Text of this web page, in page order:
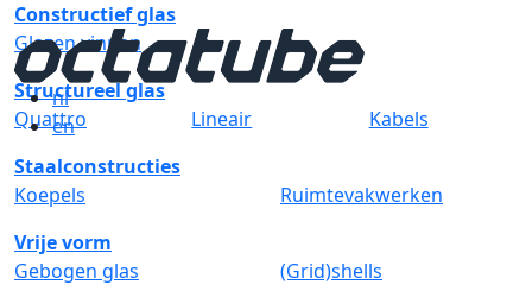
nl
en
Constructief glas
Glazen vinnen
Structureel glas
Quattro
Lineair
Kabels
Staalconstructies
Koepels
Ruimtevakwerken
Vrije vorm
Gebogen glas
(Grid)shells